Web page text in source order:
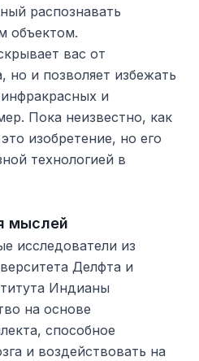
распознавать
объектом.
вас от
но и позволяет избежать
и
Пока неизвестно, как
изобретение, но его
технологией в
мыслей
исследователи из
Делфта и
Индианы
на основе
способное
и воздействовать на